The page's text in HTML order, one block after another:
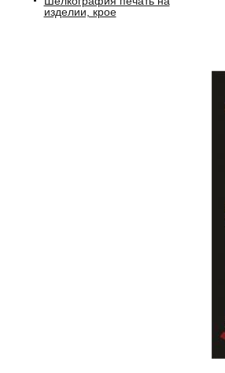
изделии, крое